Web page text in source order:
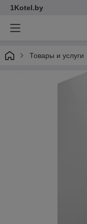
1Kotel.by
Товары и услуги